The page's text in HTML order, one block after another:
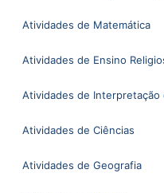
Atividades de Matemática
Atividades de Ensino
Atividades de Interpretação
Atividades de Ciências
Atividades de Geografia